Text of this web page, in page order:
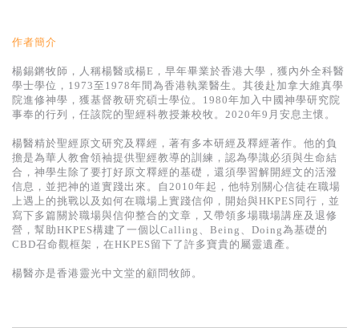
作者簡介
楊錫鏘牧師，人稱楊醫或楊E，早年畢業於香港大學，獲內外全科醫
學士學位，1973至1978年間為香港執業醫生。其後赴加拿大維真學
院進修神學，獲基督教研究碩士學位。1980年加入中國神學研究院
事奉的行列，任該院的聖經科教授兼校牧。2020年9月安息主懷。
楊醫精於聖經原文研究及釋經，著有多本研經及釋經著作。他的負
擔是為華人教會領袖提供聖經教導的訓練，認為學識必須與生命結
合，神學生除了要打好原文釋經的基礎，還須學習解開經文的活潑
信息，並把神的道實踐出來。自2010年起，他特別關心信徒在職場
上遇上的挑戰以及如何在職場上實踐信仰，開始與HKPES同行，並
寫下多篇關於職場與信仰整合的文章，又帶領多場職場講座及退修
營，幫助HKPES構建了一個以Calling、Being、Doing為基礎的
CBD召命觀框架，在HKPES留下了許多寶貴的屬靈遺產。
楊醫亦是香港靈光中文堂的顧問牧師。